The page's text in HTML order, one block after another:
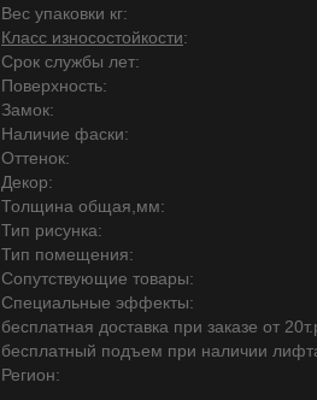
Вес упаковки кг:
Класс износостойкости:
Срок службы лет:
Поверхность:
Замок:
Наличие фаски:
Оттенок:
Декор:
Толщина общая,мм:
Тип рисунка:
Тип помещения:
Сопутствующие товары:
Специальные эффекты:
бесплатная доставка при заказе от
бесплатный подъем при наличии
Регион: